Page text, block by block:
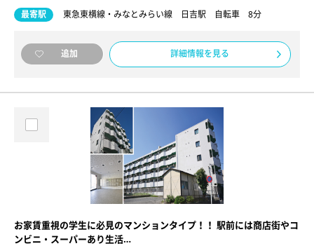
最寄駅 東急東横線・みなとみらい線 日吉駅 自転車 8分
追加 詳細情報を見る
お家賃重視の学生に必見のマンションタイプ！！ 駅前には商店街やコ
ンビニ・スーパーあり生活…